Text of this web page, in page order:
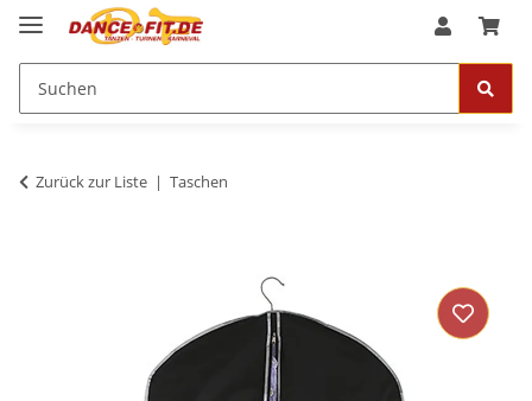
Zurück zur Liste Taschen